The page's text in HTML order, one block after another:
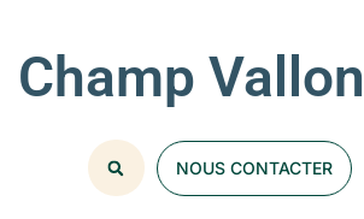
Champ Vallon
NOUS CONTACTER